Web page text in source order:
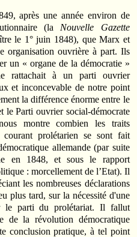
après une année environ de
(la Nouvelle Gazette
le 1° juin 1848), que Marx et
organisation ouvrière à part. Ils
un « organe de la démocratie »
rattachait à un parti ouvrier
et inconcevable de notre point
la différence énorme entre le
le Parti ouvrier social-démocrate
montre combien les traits
prolétarien se sont fait
allemande (par suite
en 1848, et sous le rapport
: morcellement de l’Etat). Il
les nombreuses déclarations
plus tard, sur la nécessité d'une
le parti du prolétariat. Il fallut
de la révolution démocratique
conclusion pratique, à tel point